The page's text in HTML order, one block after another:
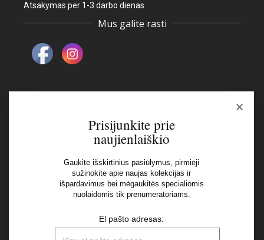
Atsakymas per 1-3 darbo dienas
Mus galite rasti
Naujienlaiškis
Aš perskaičiau ir sutinku su Privatumo Politikos
×
Prisijunkite prie
naujienlaiškio
Gaukite išskirtinius pasiūlymus, pirmieji
sužinokite apie naujas kolekcijas ir
išpardavimus bei mėgaukitės specialiomis
nuolaidomis tik prenumeratoriams.
El pašto adresas: